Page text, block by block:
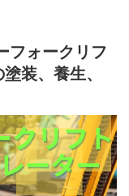
のもOK！
ています。
第一という意識が
す！
大家族」という考え
皆様楽しく伸び伸
になってきいてく
嫌なことがあった」
誰もが優しく励まし
さい！
庫内にて、ハムの入
フト作業が中心で
募下さい◎
フォークリフ
装、養生、